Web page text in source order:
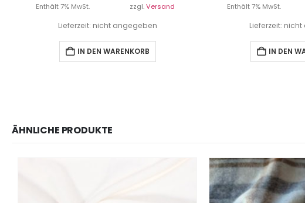
Enthält 7% MwSt. zzgl.Versand
Lieferzeit: nicht angegeben
IN DEN WARENKORB
Enthält 7% MwSt.
Lieferzeit:
IN DEN
ÄHNLICHE PRODUKTE